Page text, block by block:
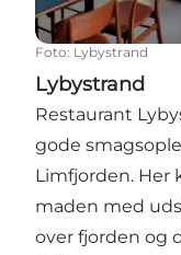
Foto: Lybystrand
Lybystrand
Restaurant
gode
Limfjorden. Her
maden med
over fjorden og